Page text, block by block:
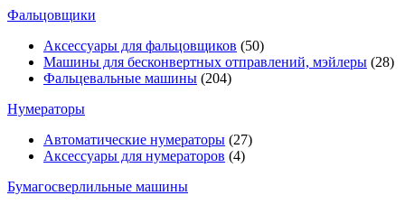
Фальцовщики
Аксессуары для фальцовщиков (50)
Машины для бесконвертных отправлений, мэйлеры (28)
Фальцевальные машины (204)
Нумераторы
Автоматические нумераторы (27)
Аксессуары для нумераторов (4)
Бумагосверлильные машины